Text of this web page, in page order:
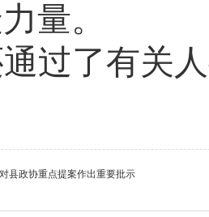
量。
过了有关
县政协重点提案作出重要批示